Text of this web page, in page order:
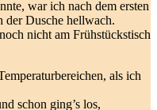
war ich nach dem ersten
der Dusche hellwach.
nicht am Frühstückstisch
als ich
schon ging’s los,